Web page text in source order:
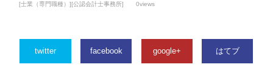
[士業（専門職種）][公認会計士事務所] 0views
twitter facebook google+ はてブ